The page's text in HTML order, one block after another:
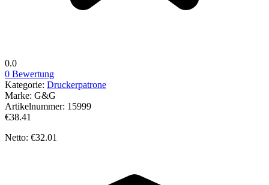
0.0
0 Bewertung
Kategorie: Druckerpatrone
Marke: G&G
Artikelnummer: 15999
€38.41
Netto: €32.01